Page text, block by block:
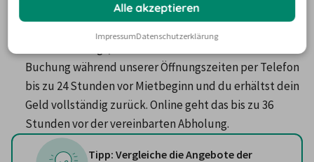
Unsere Empfehlung für deinen Miami-Mietwagen:
Buchung während unserer Öffnungszeiten per Telefon
bis zu 24 Stunden vor Mietbeginn und du erhältst dein
Geld vollständig zurück. Online geht das bis zu 36
Stunden vor der vereinbarten Abholung.
Tipp: Vergleiche die Angebote der
Alle akzeptieren
ImpressumDatenschutzerklärung